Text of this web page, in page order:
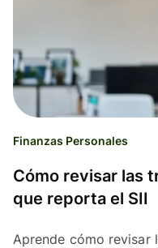
Finanzas Personales
Cómo revisar las
que reporta el SII
Aprende cómo revisar